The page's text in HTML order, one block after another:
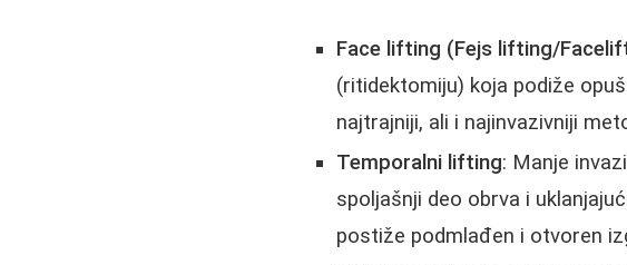
Face lifting (Fejs lifting/
(ritidektomiju) koja podiže
najtrajniji, ali i najinvazivniji
Temporalni lifting: Manje
spoljašnji deo obrva i
postiže podmlađen i otvoren